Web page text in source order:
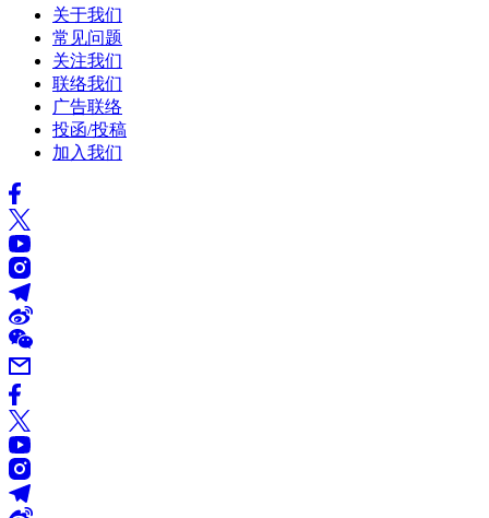
关于我们
常见问题
关注我们
联络我们
广告联络
投函/投稿
加入我们